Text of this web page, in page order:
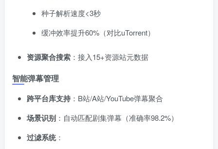
种子解析速度<3秒
缓冲效率提升60%（对比uTorrent）
资源聚合搜索 ​：接入15+资源站元数据
智能弹幕管理
跨平台库支持​：B站/A站/YouTube弹幕聚合
场景识别 ​：自动匹配剧集弹幕（准确率98.2%）
过滤系统​：